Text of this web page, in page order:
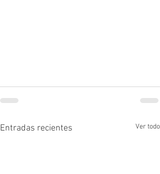
Entradas recientes Ver todo